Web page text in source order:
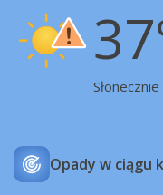
Słonecznie
Opady w ciągu